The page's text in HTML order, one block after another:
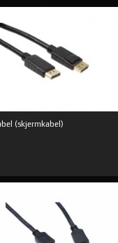
(skjermkabel)